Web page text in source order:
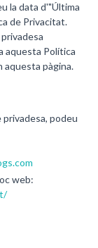
la data d'"Última
de Privacitat.
aquesta Política
aquesta pàgina.
podeu
web: